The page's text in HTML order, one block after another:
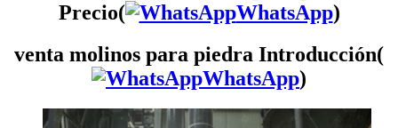
Precio(
WhatsApp)
venta molinos para piedra Introducción(
WhatsApp)